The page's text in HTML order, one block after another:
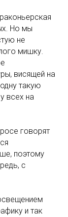
Но мы
не
мишку.
висящей на
такую
всех на
говорят
поэтому
с
и так